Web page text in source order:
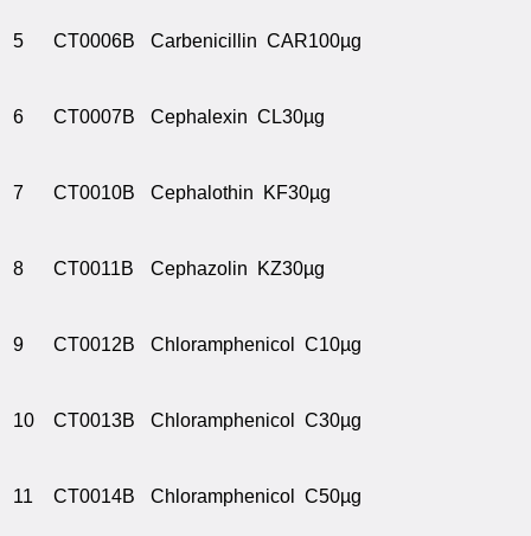
5 CT0006B Carbenicillin CAR100µg
6 CT0007B Cephalexin CL30µg
7 CT0010B Cephalothin KF30µg
8 CT0011B Cephazolin KZ30µg
9 CT0012B Chloramphenicol C10µg
10 CT0013B Chloramphenicol C30µg
11 CT0014B Chloramphenicol C50µg